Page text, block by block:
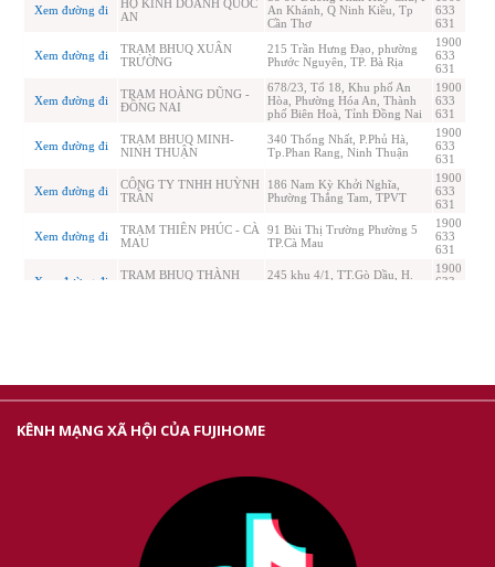
KÊNH MẠNG XÃ HỘI CỦA FUJIHOME